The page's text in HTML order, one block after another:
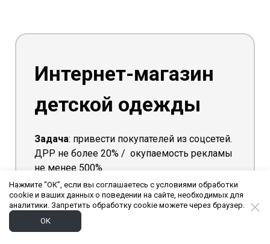
Интернет-магазин
детской одежды
Задача: привести покупателей из соцсетей.
ДРР не более 20% / окупаемость рекламы
не менее 500%.
Ситуация: страницы компании в соцсетях
присутствовали, но ранее таргетированную
рекламу в компании не вели.
Нажмите “ОК”, если вы соглашаетесь с условиями обработки
cookie и ваших данных о поведении на сайте, необходимых для
аналитики. Запретить обработку cookie можете через браузер.
OK